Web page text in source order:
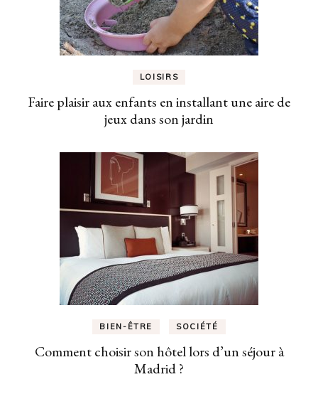
LOISIRS
Faire plaisir aux enfants en installant une aire de
jeux dans son jardin
BIEN-ÊTRE SOCIÉTÉ
Comment choisir son hôtel lors d’un séjour à
Madrid ?